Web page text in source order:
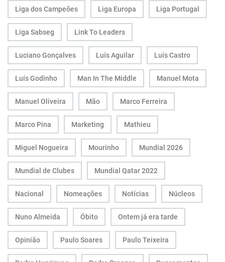
Liga dos Campeões Liga Europa Liga Portugal
Liga Sabseg Link To Leaders
Luciano Gonçalves Luís Aguilar Luís Castro
Luís Godinho Man In The Middle Manuel Mota
Manuel Oliveira Mão Marco Ferreira
Marco Pina Marketing Mathieu
Miguel Nogueira Mourinho Mundial 2026
Mundial de Clubes Mundial Qatar 2022
Nacional Nomeações Notícias Núcleos
Nuno Almeida Óbito Ontem já era tarde
Opinião Paulo Soares Paulo Teixeira